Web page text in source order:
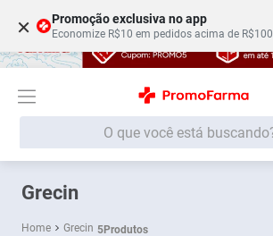
× Promoção exclusiva no app
Economize R$10 em pedidos acima de R$100
O que você está buscando?
Grecin
Grecin 5Produtos
Termos mais buscados
1 º Fralda